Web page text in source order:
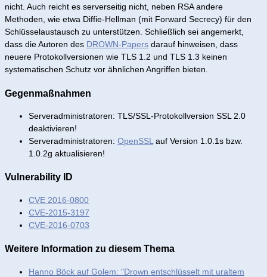
nicht. Auch reicht es serverseitig nicht, neben RSA andere
Methoden, wie etwa Diffie-Hellman (mit Forward Secrecy) für den
Schlüsselaustausch zu unterstützen. Schließlich sei angemerkt,
dass die Autoren des DROWN-Papers darauf hinweisen, dass
neuere Protokollversionen wie TLS 1.2 und TLS 1.3 keinen
systematischen Schutz vor ähnlichen Angriffen bieten.
Gegenmaßnahmen
Serveradministratoren: TLS/SSL-Protokollversion SSL 2.0
deaktivieren!
Serveradministratoren: OpenSSL auf Version 1.0.1s bzw.
1.0.2g aktualisieren!
Vulnerability ID
CVE 2016-0800
CVE-2015-3197
CVE-2016-0703
Weitere Information zu diesem Thema
Hanno Böck auf Golem: "Drown entschlüsselt mit uraltem